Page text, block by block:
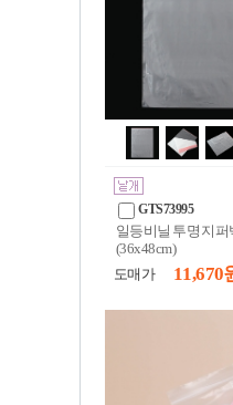
GTS73995
일등비닐 투명 지퍼
(36x48cm)
도매가
11,670